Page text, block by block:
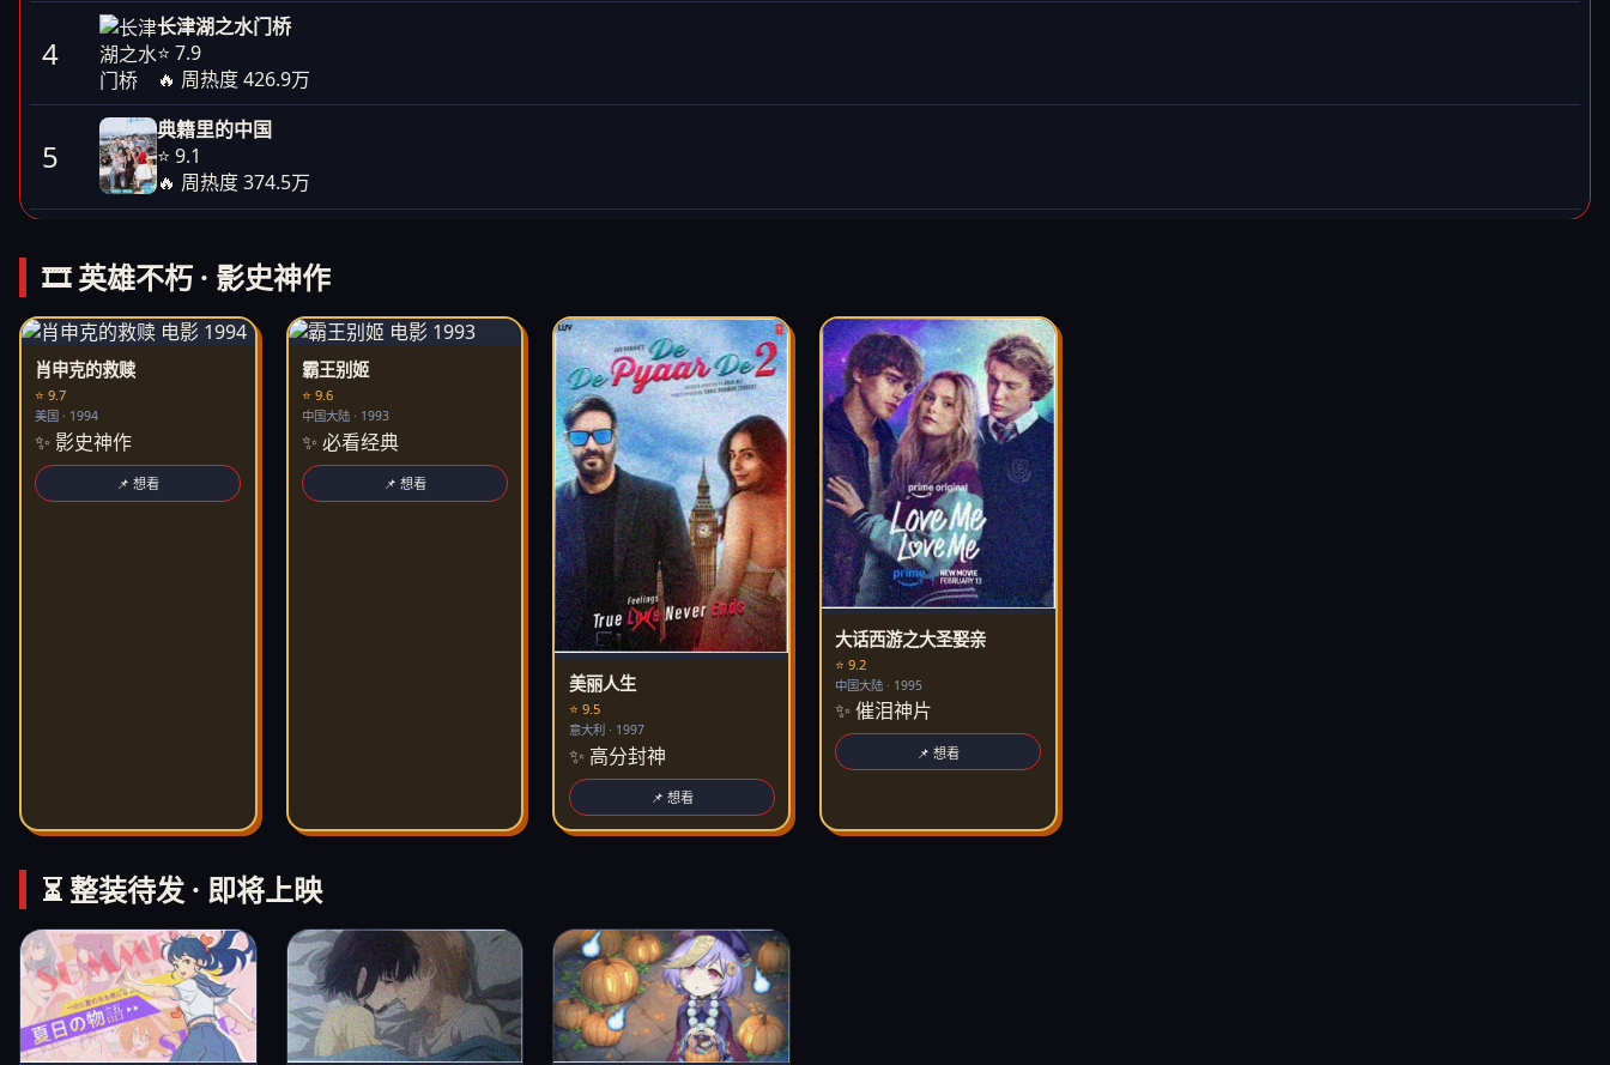
4
长津湖之水门桥
⭐ 7.9
🔥 周热度 426.9万
5
典籍里的中国
⭐ 9.1
🔥 周热度 374.5万
🎞️ 英雄不朽 · 影史神作
肖申克的救赎
⭐ 9.7
美国 · 1994
✨ 影史神作
📌 想看
霸王别姬
⭐ 9.6
中国大陆 · 1993
✨ 必看经典
📌 想看
美丽人生
⭐ 9.5
意大利 · 1997
✨ 高分封神
📌 想看
大话西游之大圣娶亲
⭐ 9.2
中国大陆 · 1995
✨ 催泪神片
📌 想看
⏳ 整装待发 · 即将上映